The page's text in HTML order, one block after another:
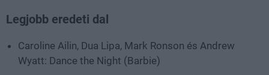
Legjobb eredeti dal
Caroline Ailin, Dua Lipa, Mark Ronson és Andrew
Wyatt: Dance the Night (Barbie)